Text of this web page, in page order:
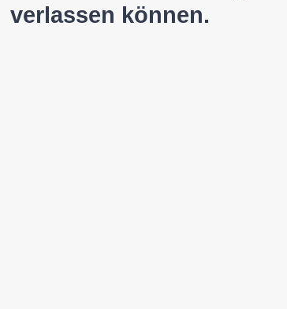
verlassen können.